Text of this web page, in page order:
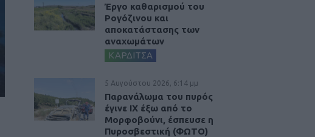
Έργο καθαρισμού του
Ρογόζινου και
αποκατάστασης των
αναχωμάτων
ΚΑΡΔΙΤΣΑ
5 Αυγούστου 2026, 6:14 μμ
Παρανάλωμα του πυρός
έγινε ΙΧ έξω από το
Μορφοβούνι, έσπευσε η
Πυροσβεστική (ΦΩΤΟ)